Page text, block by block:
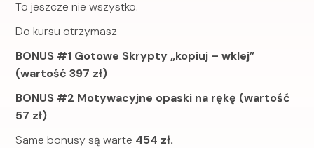
To jeszcze nie wszystko.
Do kursu otrzymasz
BONUS #1 Gotowe Skrypty „kopiuj – wklej”
(wartość 397 zł)
BONUS #2 Motywacyjne opaski na rękę (wartość
57 zł)
Same bonusy są warte 454 zł.